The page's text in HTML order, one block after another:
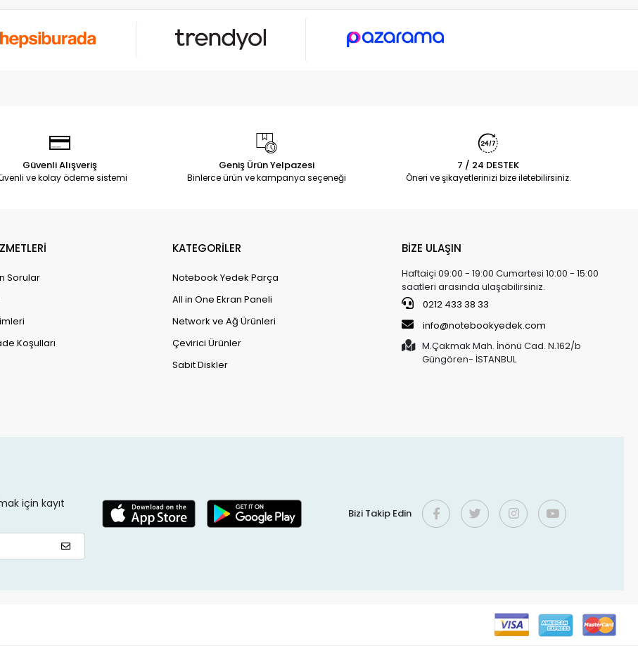
Güvenli Alışveriş
ve kolay ödeme sistemi
Geniş Ürün Yelpazesi
Binlerce ürün ve kampanya seçeneği
7 / 24 DESTEK
Öneri ve şikayetlerinizi bize iletebilirsiniz.
Sorular
Koşulları
KATEGORİLER
Notebook Yedek Parça
All in One Ekran Paneli
Network ve Ağ Ürünleri
Çevirici Ürünler
Sabit Diskler
BİZE ULAŞIN
Haftaiçi 09:00 - 19:00 Cumartesi 10:00 - 15:00
saatleri arasında ulaşabilirsiniz.
0212 433 38 33
info@notebookyedek.com
M.Çakmak Mah. İnönü Cad. N.162/b
Güngören- İSTANBUL
için kayıt
Bizi Takip Edin